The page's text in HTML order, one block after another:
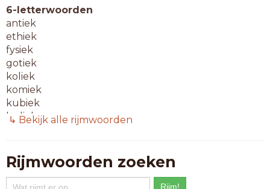
6-letterwoorden
antiek
ethiek
fysiek
gotiek
koliek
komiek
kubiek
ludiek
optiek
paniek
reliek
↳ Bekijk alle rijmwoorden
Rijmwoorden zoeken